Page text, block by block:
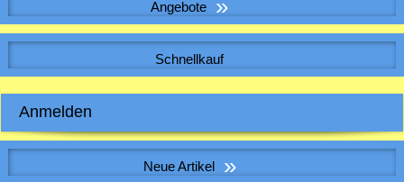
Angebote »
WICKELFALZROHR , Lüftungsrohr DN 160
5,69 EUR pro m
inkl. 19 % MwSt. zzgl.Versandkosten
Schnellkauf
Anmelden
E-Mail-Adresse:
Neue Artikel »